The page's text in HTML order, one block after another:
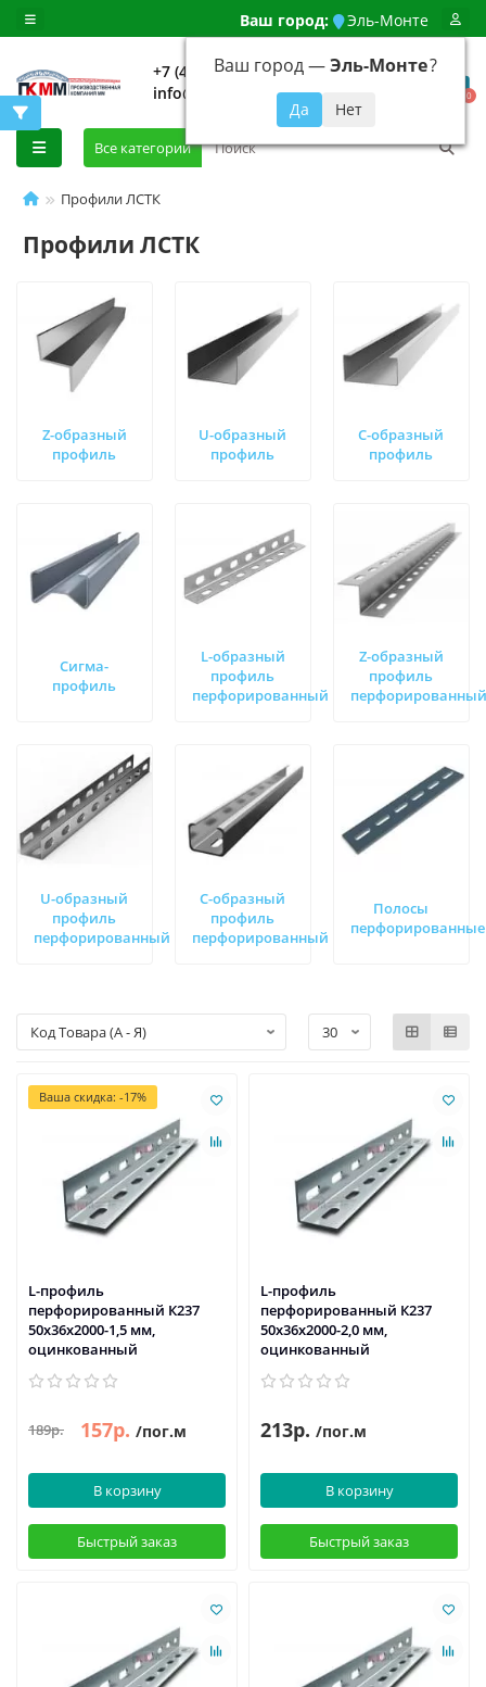
Ваш город: Эль-Монте
Ваш город —Эль-Монте?
+7 (499) 648-92-94
info@evroshtaketnikmoskva.ru
0
Все категории
Профили ЛСТК
Профили ЛСТК
Z-образный
профиль
U-образный
профиль
С-образный
профиль
Сигма-
профиль
L-образный
профиль
перфорированный
Z-образный
профиль
перфорированный
U-образный
профиль
перфорированный
С-образный
профиль
перфорированный
Полосы
перфорированные
Ваша скидка: -17%
L-профиль
перфорированный К237
50x36x2000-1,5 мм,
оцинкованный
189р. 157р. /пог.м
В корзину
Быстрый заказ
L-профиль
перфорированный К237
50x36x2000-2,0 мм,
оцинкованный
213р. /пог.м
В корзину
Быстрый заказ